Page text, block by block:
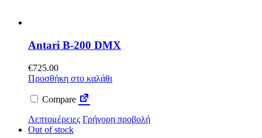
Antari B-200 DMX
€725.00
Προσθήκη στο καλάθι
Compare
Λεπτομέρειες Γρήγορη προβολή
Out of stock